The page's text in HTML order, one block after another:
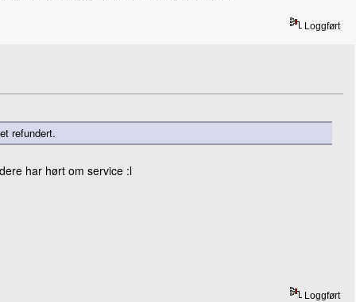
Loggført
refundert.
har hørt om service :l
Loggført